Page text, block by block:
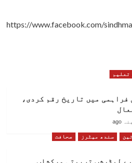
https://www.facebook.com/
تعلیم
میں تاریخ رقم کردی،
سندھ میٹرز صحافت
لیڈرشپ تربیتی ورکشاپ